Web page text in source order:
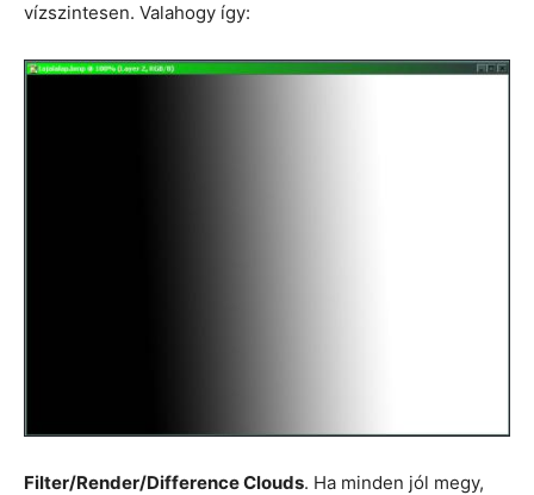
vízszintesen. Valahogy így:
Filter/Render/Difference Clouds. Ha minden jól megy,